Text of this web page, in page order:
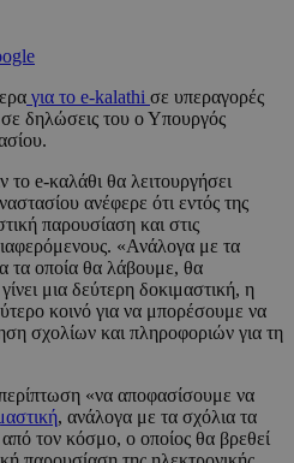
για το e-kalathi σε υπεραγορές
δηλώσεις του ο Υπουργός
e-καλάθι θα λειτουργήσει
ανέφερε ότι εντός της
παρουσίαση και στις
«Ανάλογα με τα
τα οποία θα λάβουμε, θα
μια δεύτερη δοκιμαστική, η
κοινό για να μπορέσουμε να
σχολίων και πληροφοριών για τη
«να αποφασίσουμε να
, ανάλογα με τα σχόλια τα
τον κόσμο, ο οποίος θα βρεθεί